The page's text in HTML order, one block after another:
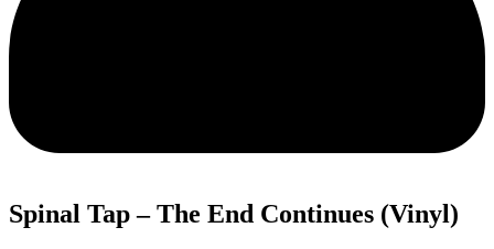
Spinal Tap – The End Continues (Vinyl)